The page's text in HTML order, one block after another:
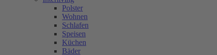
Polster
Wohnen
Schlafen
Speisen
Küchen
Bäder